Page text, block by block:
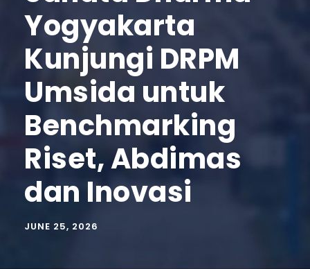
Yogyakarta
Kunjungi DRPM
Umsida untuk
Benchmarking
Riset, Abdimas
dan Inovasi
JUNE 25, 2026